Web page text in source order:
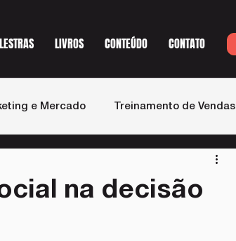
LIVROS CONTEÚDO CONTATO
e Mercado Treinamento de Vendas
na decisão